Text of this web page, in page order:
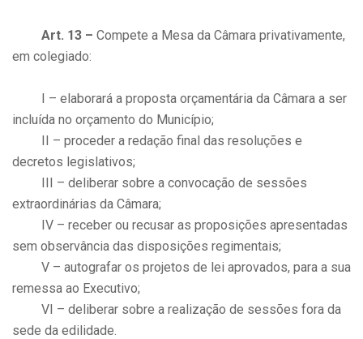
Art. 13 – Compete a Mesa da Câmara privativamente,
em colegiado:
I – elaborará a proposta orçamentária da Câmara a ser
incluída no orçamento do Município;
II – proceder a redação final das resoluções e
decretos legislativos;
III – deliberar sobre a convocação de sessões
extraordinárias da Câmara;
IV – receber ou recusar as proposições apresentadas
sem observância das disposições regimentais;
V – autografar os projetos de lei aprovados, para a sua
remessa ao Executivo;
VI – deliberar sobre a realização de sessões fora da
sede da edilidade.